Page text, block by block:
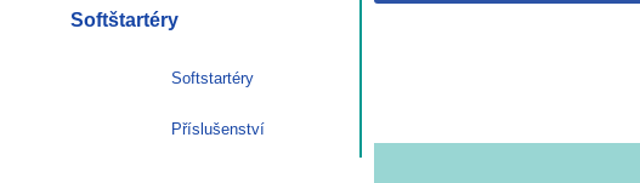
Softštartéry
Softstartéry
Příslušenství